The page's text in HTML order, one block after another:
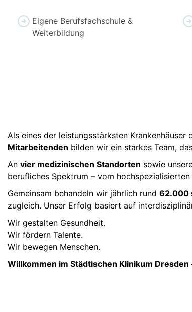
Eigene Berufsfachschule &
Weiterbildung
Als eines der leistungsstärksten
Mitarbeitenden bilden wir ein starkes Team,
An vier medizinischen Standorten sowie
berufliches Spektrum – vom
Gemeinsam behandeln wir jährlich rund 62.000
zugleich. Unser Erfolg basiert auf
Wir gestalten Gesundheit.
Wir fördern Talente.
Wir bewegen Menschen.
Willkommen im Städtischen Klinikum